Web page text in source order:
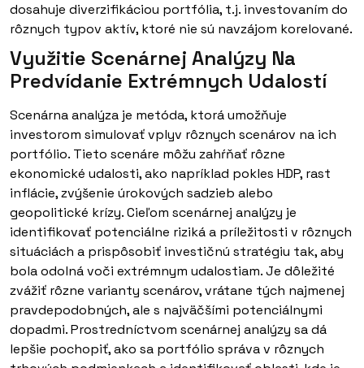
dosahuje diverzifikáciou portfólia, t.j. investovaním do
rôznych typov aktív, ktoré nie sú navzájom korelované.
Využitie Scenárnej Analýzy Na
Predvídanie Extrémnych Udalostí
Scenárna analýza je metóda, ktorá umožňuje
investorom simulovať vplyv rôznych scenárov na ich
portfólio. Tieto scenáre môžu zahŕňať rôzne
ekonomické udalosti, ako napríklad pokles HDP, rast
inflácie, zvýšenie úrokových sadzieb alebo
geopolitické krízy. Cieľom scenárnej analýzy je
identifikovať potenciálne riziká a príležitosti v rôznych
situáciách a prispôsobiť investičnú stratégiu tak, aby
bola odolná voči extrémnym udalostiam. Je dôležité
zvážiť rôzne varianty scenárov, vrátane tých najmenej
pravdepodobných, ale s najväčšími potenciálnymi
dopadmi. Prostredníctvom scenárnej analýzy sa dá
lepšie pochopiť, ako sa portfólio správa v rôznych